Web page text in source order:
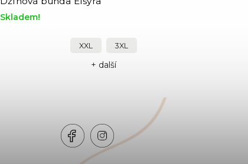
Skladem!
XXL 3XL
+ další